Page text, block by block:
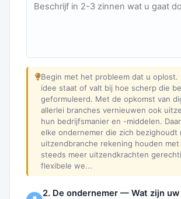
Begin met het probleem dat u oplost.
idee staat of valt bij hoe scherp die
geformuleerd. Met de opkomst van
allerlei branches vernieuwen ook
hun bedrijfsmanier en -middelen.
elke ondernemer die zich bezighoudt
uitzendbranche rekening houden
steeds meer uitzendkrachten
flexibele we...
2. De ondernemer — Wat zijn uw